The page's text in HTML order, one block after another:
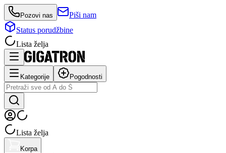
Pozovi nas
Piši nam
Status porudžbine
Lista želja
Kategorije Pogodnosti
Lista želja
Korpa